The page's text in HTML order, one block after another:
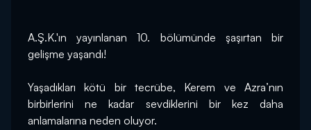
A.Ş.K.'ın yayınlanan 10. bölümünde şaşırtan bir
gelişme yaşandı!
Yaşadıkları kötü bir tecrübe, Kerem ve Azra’nın
birbirlerini ne kadar sevdiklerini bir kez daha
anlamalarına neden oluyor.